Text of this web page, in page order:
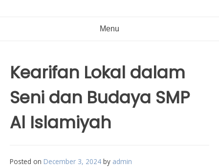
Menu
Kearifan Lokal dalam
Seni dan Budaya SMP
Al Islamiyah
Posted on December 3, 2024 by admin